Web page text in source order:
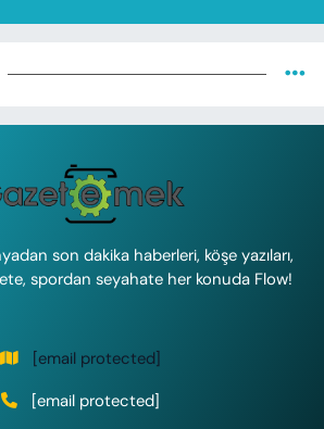
son dakika haberleri, köşe yazıları,
spordan seyahate her konuda Flow!
[email protected]
[email protected]